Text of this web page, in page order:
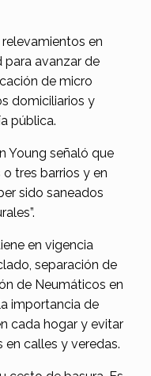
en
avanzar de
de micro
domiciliarios y
pública.
Young señaló que
tres barrios y en
sido saneados
en vigencia
separación de
de Neumáticos en
importancia de
cada hogar y evitar
calles y veredas.